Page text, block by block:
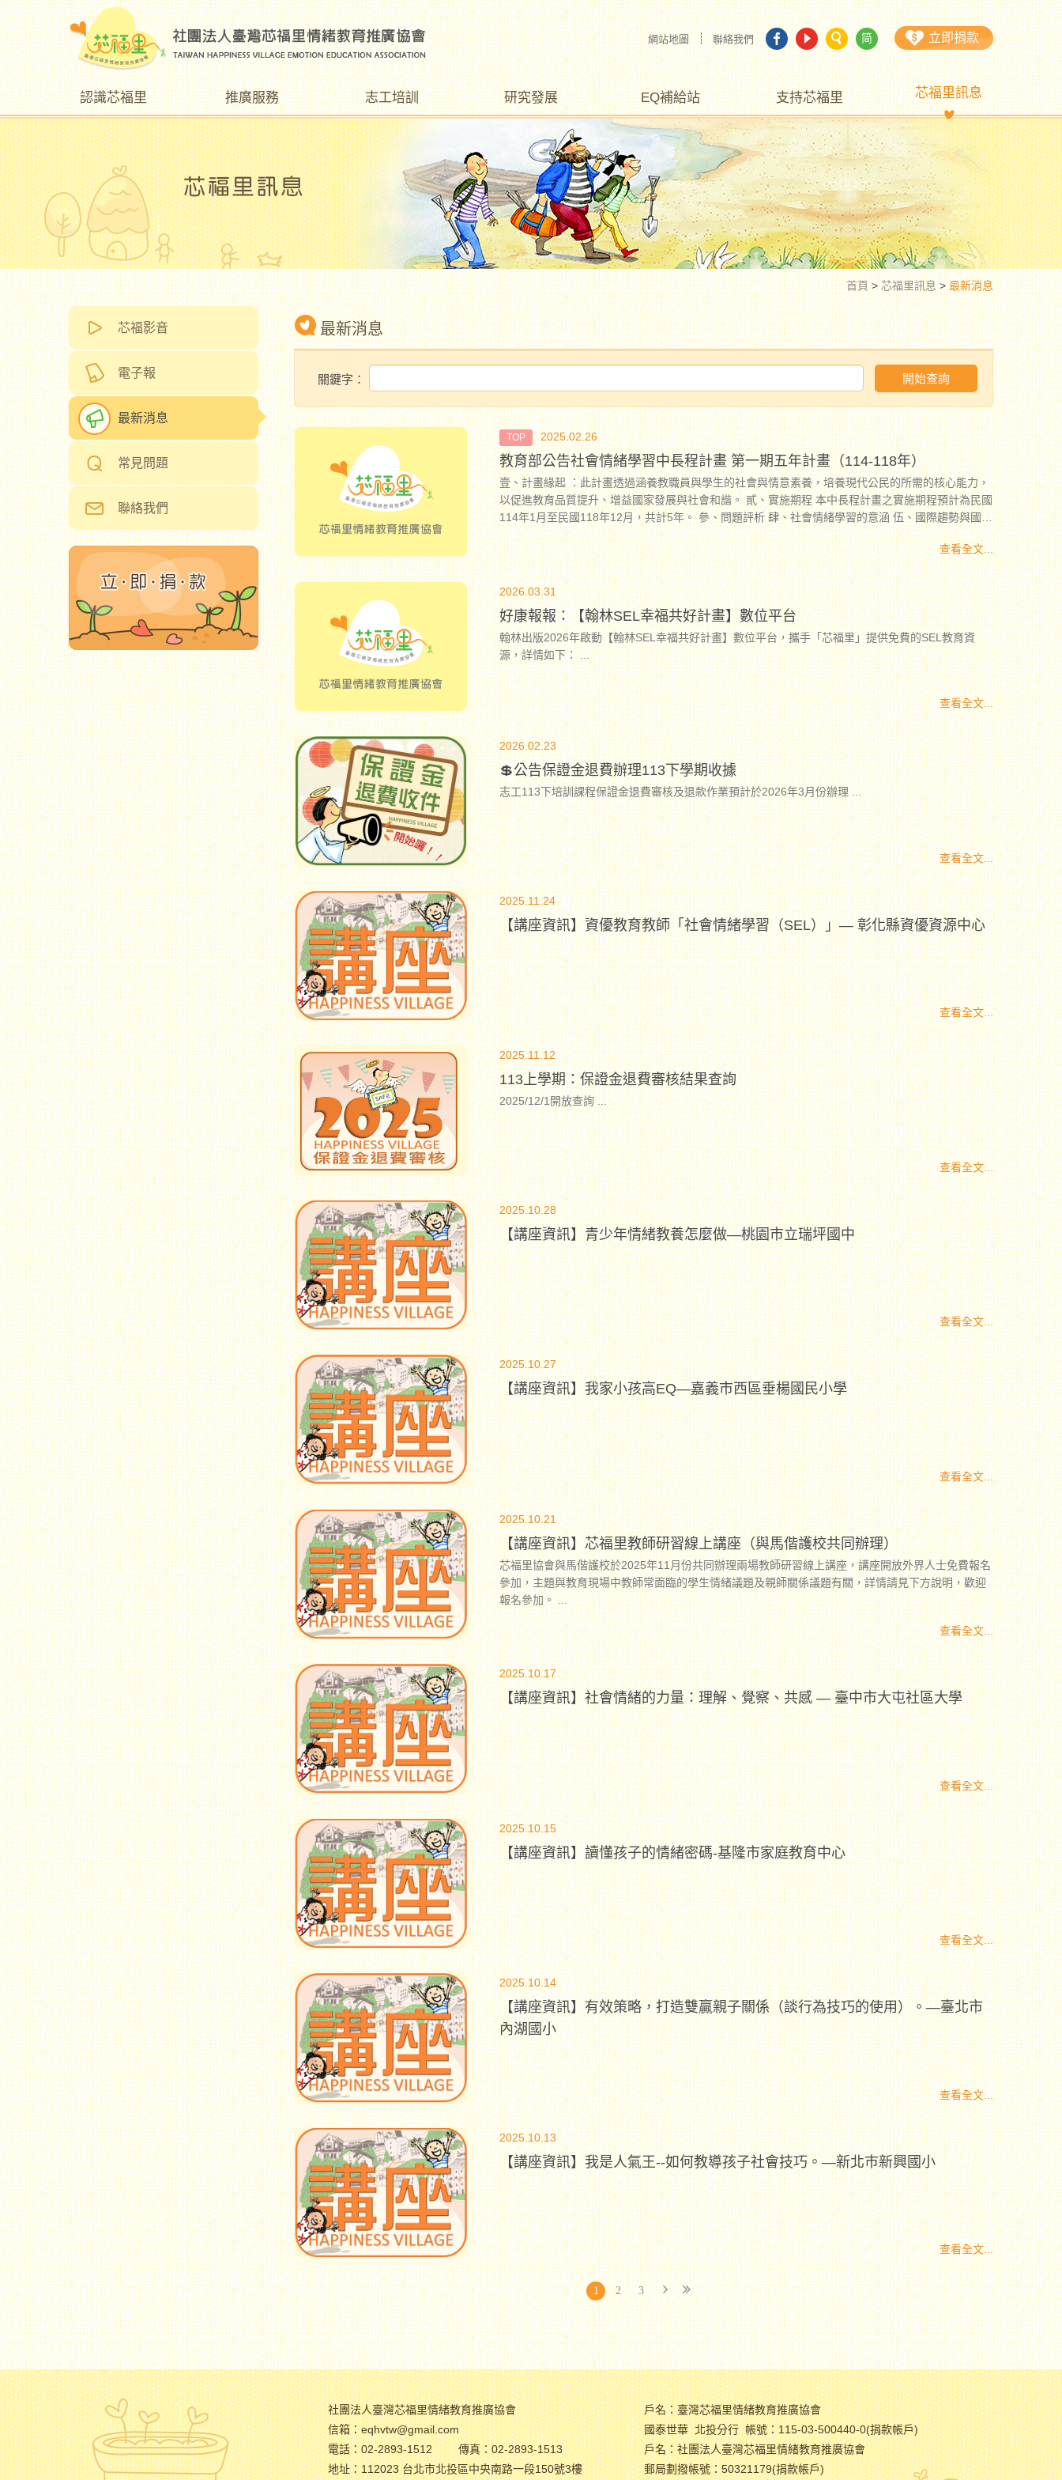
網站地圖 聯絡我們 简 立即捐款
認識芯福里 推廣服務 志工培訓 研究發展 EQ補給站 支持芯福里 芯福里訊息
首頁>芯福里訊息>最新消息
芯福影音
電子報
最新消息
常見問題
聯絡我們
最新消息
關鍵字： 開始查詢
TOP 2025.02.26
教育部公告社會情緒學習中長程計畫 第一期五年計畫（114-118年）
壹、計畫緣起 ：此計畫透過涵養教職員與學生的社會與情意素養，培養現代公民的所需的核心能力，
以促進教育品質提升、增益國家發展與社會和諧。 貳、實施期程 本中長程計畫之實施期程預計為民國
114年1月至民國118年12月，共計5年。 參、問題評析 肆、社會情緒學習的意涵 伍、國際趨勢與國內
現況 陸、社會情緒學習政策推動的關鍵因素 柒、理念與目標 捌、推動面向 玖、推動策略與具體行動
方案 壹拾、預期成效... 查看全文...
2026.03.31
好康報報：【翰林SEL幸福共好計畫】數位平台
翰林出版2026年啟動【翰林SEL幸福共好計畫】數位平台，攜手「芯福里」提供免費的SEL教育資
源，詳情如下：...
查看全文...
2026.02.23
💲公告保證金退費辦理113下學期收據
志工113下培訓課程保證金退費審核及退款作業預計於2026年3月份辦理...
查看全文...
2025.11.24
【講座資訊】資優教育教師「社會情緒學習（SEL）」— 彰化縣資優資源中心
查看全文...
2025.11.12
113上學期：保證金退費審核結果查詢
2025/12/1開放查詢...
查看全文...
2025.10.28
【講座資訊】青少年情緒教養怎麼做—桃園市立瑞坪國中
查看全文...
2025.10.27
【講座資訊】我家小孩高EQ—嘉義市西區垂楊國民小學
查看全文...
2025.10.21
【講座資訊】芯福里教師研習線上講座（與馬偕護校共同辦理）
芯福里協會與馬偕護校於2025年11月份共同辦理兩場教師研習線上講座，講座開放外界人士免費報名
參加，主題與教育現場中教師常面臨的學生情緒議題及親師關係議題有關，詳情請見下方說明，歡迎
報名參加。...
查看全文...
2025.10.17
【講座資訊】社會情緒的力量：理解、覺察、共感 — 臺中市大屯社區大學
查看全文...
2025.10.15
【講座資訊】讀懂孩子的情緒密碼-基隆市家庭教育中心
查看全文...
2025.10.14
【講座資訊】有效策略，打造雙贏親子關係（談行為技巧的使用）。—臺北市
內湖國小
查看全文...
2025.10.13
【講座資訊】我是人氣王--如何教導孩子社會技巧。—新北巿新興國小
查看全文...
1 2 3
社團法人臺灣芯福里情緒教育推廣協會
信箱：eqhvtw@gmail.com
電話：02-2893-1512
傳真：02-2893-1513
地址：112023 台北市北投區中央南路一段150號3樓
戶名：臺灣芯福里情緒教育推廣協會
國泰世華 北投分行 帳號：115-03-500440-0(捐款帳戶)
戶名：社團法人臺灣芯福里情緒教育推廣協會
郵局劃撥帳號：50321179(捐款帳戶)